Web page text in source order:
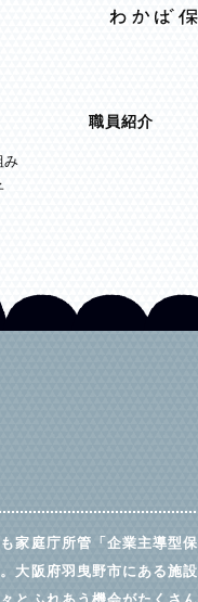
み
職員紹介
家庭庁所管「企業主導型保
大阪府羽曳野市にある施設